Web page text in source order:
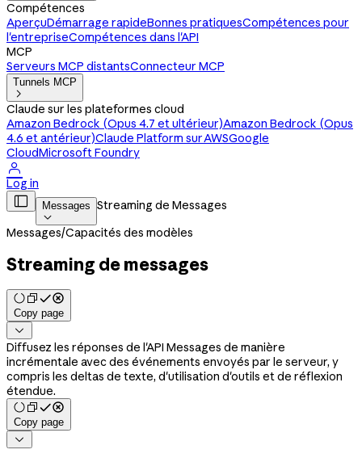
Compétences
AperçuDémarrage rapideBonnes pratiquesCompétences pour
l'entrepriseCompétences dans l'API
MCP
Serveurs MCP distantsConnecteur MCP
Tunnels MCP

Claude sur les plateformes cloud
Amazon Bedrock (Opus 4.7 et ultérieur)Amazon Bedrock (Opus
4.6 et antérieur)Claude Platform sur AWSGoogle
CloudMicrosoft Foundry

Log in
 Messages

Streaming de Messages
Messages/Capacités des modèles
Streaming de messages
Copy page

Diffusez les réponses de l'API Messages de manière
incrémentale avec des événements envoyés par le serveur, y
compris les deltas de texte, d'utilisation d'outils et de réflexion
étendue.
Copy page
